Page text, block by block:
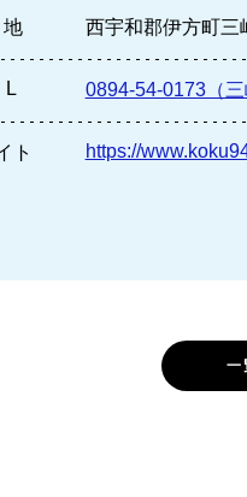
西宇和郡伊方町三
0894-54-0173（三
ト https://
一